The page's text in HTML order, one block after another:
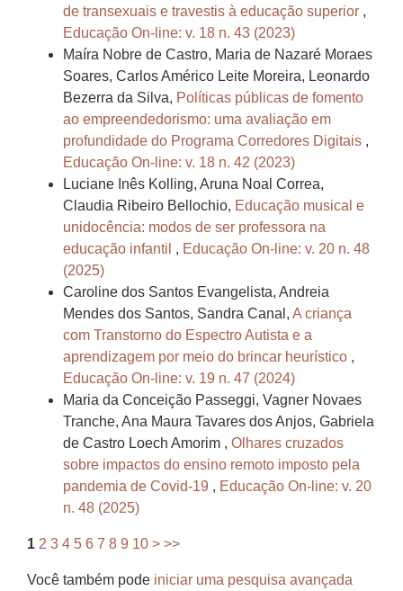
de transexuais e travestis à educação superior ,
Educação On-line: v. 18 n. 43 (2023)
Maíra Nobre de Castro, Maria de Nazaré Moraes
Soares, Carlos Américo Leite Moreira, Leonardo
Bezerra da Silva, Políticas públicas de fomento
ao empreendedorismo: uma avaliação em
profundidade do Programa Corredores Digitais ,
Educação On-line: v. 18 n. 42 (2023)
Luciane Inês Kolling, Aruna Noal Correa,
Claudia Ribeiro Bellochio, Educação musical e
unidocência: modos de ser professora na
educação infantil , Educação On-line: v. 20 n. 48
(2025)
Caroline dos Santos Evangelista, Andreia
Mendes dos Santos, Sandra Canal, A criança
com Transtorno do Espectro Autista e a
aprendizagem por meio do brincar heurístico ,
Educação On-line: v. 19 n. 47 (2024)
Maria da Conceição Passeggi, Vagner Novaes
Tranche, Ana Maura Tavares dos Anjos, Gabriela
de Castro Loech Amorim , Olhares cruzados
sobre impactos do ensino remoto imposto pela
pandemia de Covid-19 , Educação On-line: v. 20
n. 48 (2025)
1 2 3 4 5 6 7 8 9 10 > >>
Você também pode iniciar uma pesquisa avançada